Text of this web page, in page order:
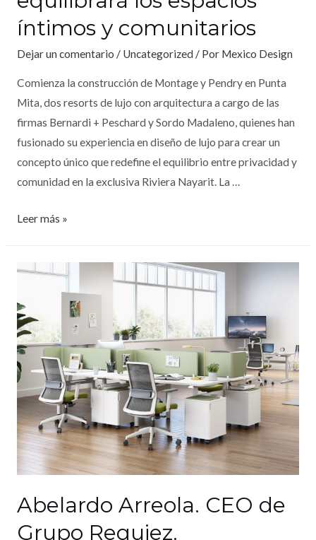
íntimos y comunitarios
Dejar un comentario / Uncategorized / Por Mexico Design
Comienza la construcción de Montage y Pendry en Punta
Mita, dos resorts de lujo con arquitectura a cargo de las
firmas Bernardi + Peschard y Sordo Madaleno, quienes han
fusionado su experiencia en diseño de lujo para crear un
concepto único que redefine el equilibrio entre privacidad y
comunidad en la exclusiva Riviera Nayarit. La …
Leer más »
Abelardo Arreola. CEO de
Grupo Requiez.